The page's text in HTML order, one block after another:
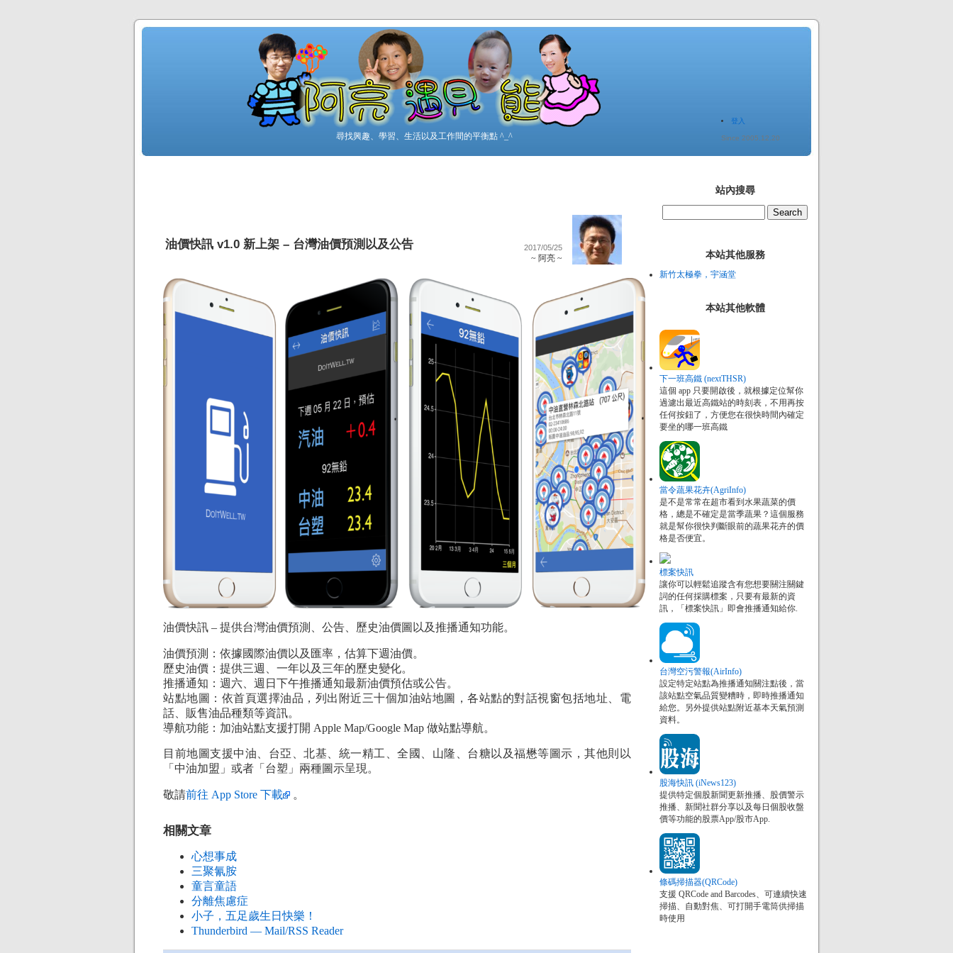
尋找興趣、學習、生活以及工作間的平衡點 ^_^
登入
Since 2005.12.20
油價快訊 v1.0 新上架 – 台灣油價預測以及公告 2017/05/25
~ 阿亮 ~
油價快訊 – 提供台灣油價預測、公告、歷史油價圖以及推播通知功能。
油價預測：依據國際油價以及匯率，估算下週油價。
歷史油價：提供三週、一年以及三年的歷史變化。
推播通知：週六、週日下午推播通知最新油價預估或公告。
站點地圖：依首頁選擇油品，列出附近三十個加油站地圖，各站點的對話視窗包括地址、電
話、販售油品種類等資訊。
導航功能：加油站點支援打開 Apple Map/Google Map 做站點導航。
目前地圖支援中油、台亞、北基、統一精工、全國、山隆、台糖以及福懋等圖示，其他則以
「中油加盟」或者「台塑」兩種圖示呈現。
敬請前往 App Store 下載 。
相關文章
心想事成
三聚氰胺
童言童語
分離焦慮症
小子，五足歲生日快樂！
Thunderbird — Mail/RSS Reader
站內搜尋
本站其他服務
新竹太極拳，宇涵堂
本站其他軟體
下一班高鐵 (nextTHSR)
這個 app 只要開啟後，就根據定位幫你
過濾出最近高鐵站的時刻表，不用再按
任何按鈕了，方便您在很快時間內確定
要坐的哪一班高鐵
當令蔬果花卉(AgriInfo)
是不是常常在超市看到水果蔬菜的價
格，總是不確定是當季蔬果？這個服務
就是幫你很快判斷眼前的蔬果花卉的價
格是否便宜。
標案快訊
讓你可以輕鬆追蹤含有您想要關注關鍵
詞的任何採購標案，只要有最新的資
訊，「標案快訊」即會推播通知給你.
台灣空污警報(AirInfo)
設定特定站點為推播通知關注點後，當
該站點空氣品質變糟時，即時推播通知
給您。另外提供站點附近基本天氣預測
資料。
股海快訊 (iNews123)
提供特定個股新聞更新推播、股價警示
推播、新聞社群分享以及每日個股收盤
價等功能的股票App/股市App.
條碼掃描器(QRCode)
支援 QRCode and Barcodes、可連續快速
掃描、自動對焦、可打開手電筒供掃描
時使用